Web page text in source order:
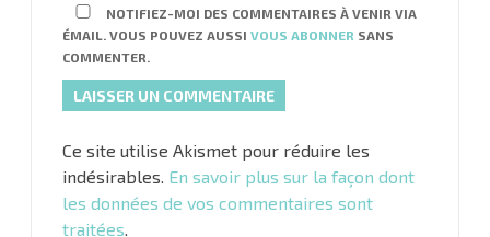
NOTIFIEZ-MOI DES COMMENTAIRES À VENIR VIA
ÉMAIL. VOUS POUVEZ AUSSI VOUS ABONNER SANS
COMMENTER.
Ce site utilise Akismet pour réduire les
indésirables. En savoir plus sur la façon dont
les données de vos commentaires sont
traitées